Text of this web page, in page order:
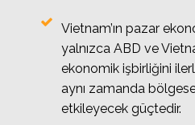
Vietnam’ın pazar
yalnızca ABD ve
ekonomik işbirliğini
aynı zamanda
etkileyecek güçtedir.